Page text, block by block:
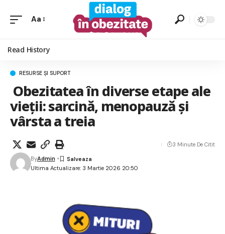
Aa
Read History
RESURSE ȘI SUPORT
Obezitatea în diverse etape ale
vieții: sarcină, menopauză și
vârsta a treia
Ultima Actualizare: 3 Martie 2026 20:50
ByAdmin
3 Minute De Citit